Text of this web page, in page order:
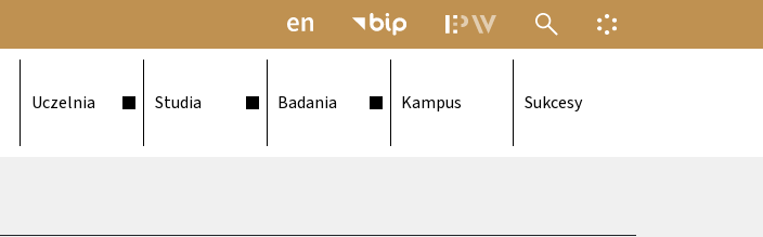
MENU ELEKTRONICZNEJINFORMACJA O
Uczelnia Studia Badania Kampus Sukcesy